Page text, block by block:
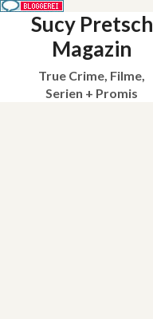
Sucy Pretsch
Magazin
True Crime, Filme,
Serien + Promis